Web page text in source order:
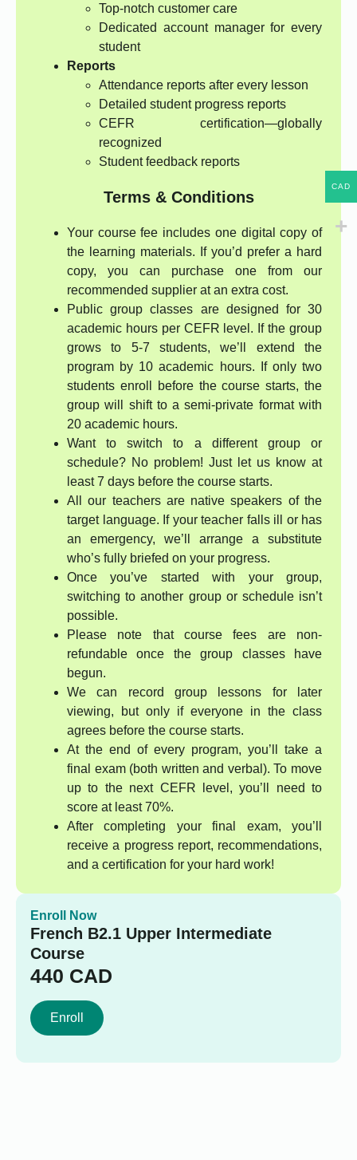
Top-notch customer care
Dedicated account manager for every
student
Reports
Attendance reports after every lesson
Detailed student progress reports
CEFR certification—globally
recognized
Student feedback reports
Terms & Conditions
Your course fee includes one digital copy of
the learning materials. If you’d prefer a hard
copy, you can purchase one from our
recommended supplier at an extra cost.
Public group classes are designed for 30
academic hours per CEFR level. If the group
grows to 5-7 students, we’ll extend the
program by 10 academic hours. If only two
students enroll before the course starts, the
group will shift to a semi-private format with
20 academic hours.
Want to switch to a different group or
schedule? No problem! Just let us know at
least 7 days before the course starts.
All our teachers are native speakers of the
target language. If your teacher falls ill or has
an emergency, we’ll arrange a substitute
who’s fully briefed on your progress.
Once you’ve started with your group,
switching to another group or schedule isn’t
possible.
Please note that course fees are non-
refundable once the group classes have
begun.
We can record group lessons for later
viewing, but only if everyone in the class
agrees before the course starts.
At the end of every program, you’ll take a
final exam (both written and verbal). To move
up to the next CEFR level, you’ll need to
score at least 70%.
After completing your final exam, you’ll
receive a progress report, recommendations,
and a certification for your hard work!
Enroll Now
French B2.1 Upper Intermediate
Course
440 CAD
Enroll
CAD